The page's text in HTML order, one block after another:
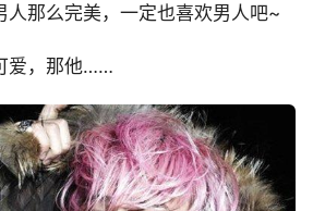
人那么完美，一定也喜欢男人吧~
爱，那他……